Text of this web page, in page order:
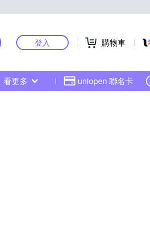
登入 購物車
看更多 uniopen 聯名卡